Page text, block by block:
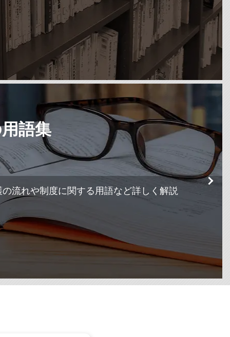
語集
流れや制度に関する用語など詳しく解説